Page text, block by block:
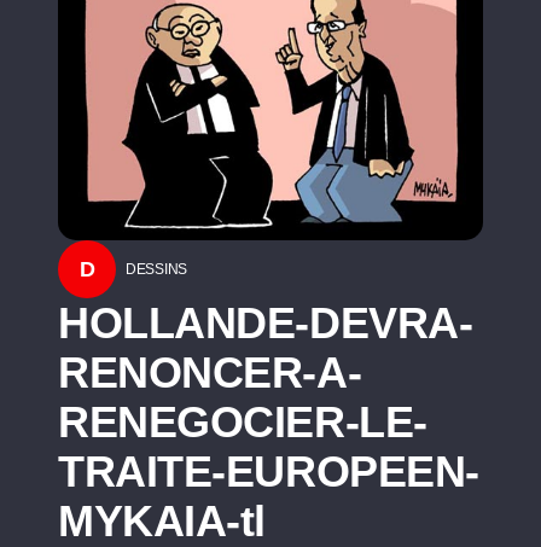
D DESSINS
HOLLANDE-DEVRA-
RENONCER-A-
RENEGOCIER-LE-
TRAITE-EUROPEEN-
MYKAIA-tl